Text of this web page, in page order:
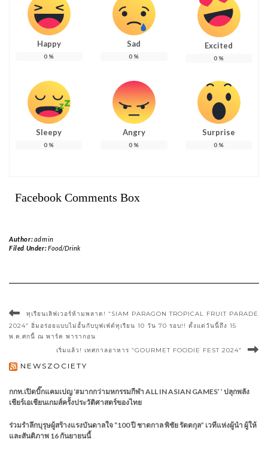
Happy
0 %
Sad
0 %
Excited
0 %
Sleepy
0 %
Angry
0 %
Surprise
0 %
Facebook Comments Box
Author:admin
Filed Under:Food/Drink
ทุเรียนเลิฟเวอร์ห้ามพลาด! “SIAM PARAGON TROPICAL FRUIT PARADE
2024” อิ่มอร่อยแบบไม่อั้นกับบุฟเฟ่ต์ทุเรียน 10 วัน 70 รอบ!! ตั้งแต่วันนี้ถึง 15
พ.ค.ศกนี้ ณ พาร์ค พารากอน
เริ่มแล้ว! เทศกาลอาหาร “GOURMET FOODIE FEST 2024”
NEWSZOCIETY
กกท.เปิดบิ๊กแคมเปญ ‘#มากกว่ามหกรรมกีฬา ALL IN ASIAN GAMES’ ’ ปลุกพลัง
เชียร์เอเชียนเกมส์ครั้งประวัติศาสตร์ของไทย
ร่วมรำลึกบุรุษผู้สร้างแรงบันดาลใจ “100 ปี ชาตกาล พิชัย รัตตกุล” เวทีแห่งผู้นำ ผู้ให้
และสันติภาพ 16 กันยายนนี้